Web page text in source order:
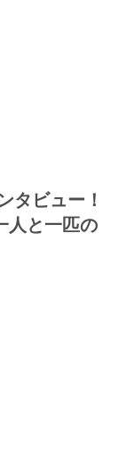
タビュー！
人と一匹の